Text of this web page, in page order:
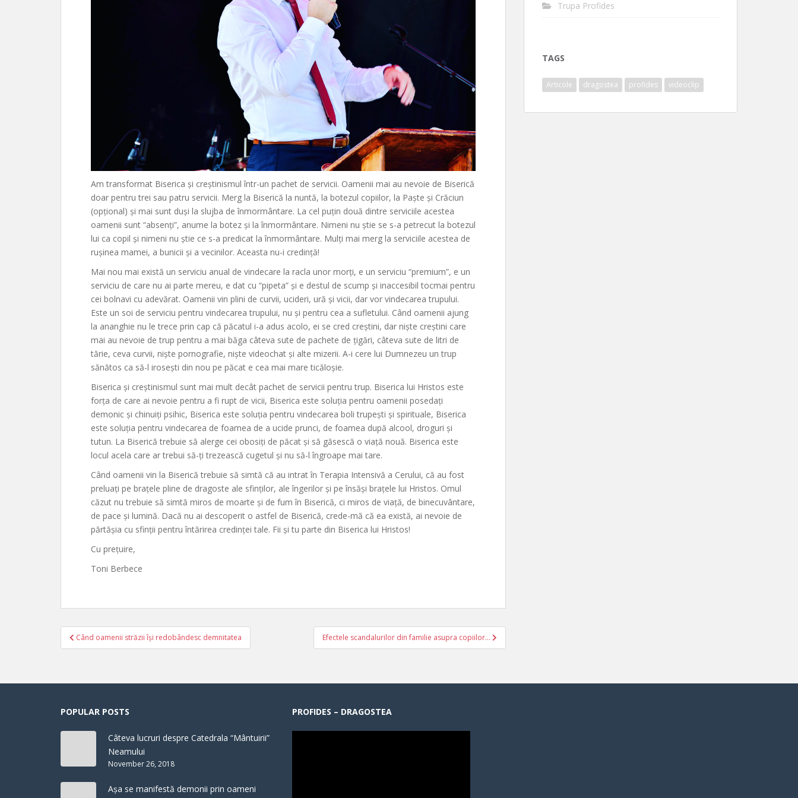
Am transformat Biserica și creștinismul într-un pachet de servicii. Oamenii mai au nevoie de Biserică
doar pentru trei sau patru servicii. Merg la Biserică la nuntă, la botezul copiilor, la Paște și Crăciun
(opțional) și mai sunt duși la slujba de înmormântare. La cel puțin două dintre serviciile acestea
oamenii sunt “absenți”, anume la botez și la înmormântare. Nimeni nu știe se s-a petrecut la botezul
lui ca copil și nimeni nu știe ce s-a predicat la înmormântare. Mulți mai merg la serviciile acestea de
rușinea mamei, a bunicii și a vecinilor. Aceasta nu-i credință!
Mai nou mai există un serviciu anual de vindecare la racla unor morți, e un serviciu “premium”, e un
serviciu de care nu ai parte mereu, e dat cu “pipeta” și e destul de scump și inaccesibil tocmai pentru
cei bolnavi cu adevărat. Oamenii vin plini de curvii, ucideri, ură și vicii, dar vor vindecarea trupului.
Este un soi de serviciu pentru vindecarea trupului, nu și pentru cea a sufletului. Când oamenii ajung
la ananghie nu le trece prin cap că păcatul i-a adus acolo, ei se cred creștini, dar niște creștini care
mai au nevoie de trup pentru a mai băga câteva sute de pachete de țigări, câteva sute de litri de
tărie, ceva curvii, niște pornografie, niște videochat și alte mizerii. A-i cere lui Dumnezeu un trup
sănătos ca să-l irosești din nou pe păcat e cea mai mare ticăloșie.
Biserica și creștinismul sunt mai mult decât pachet de servicii pentru trup. Biserica lui Hristos este
forța de care ai nevoie pentru a fi rupt de vicii, Biserica este soluția pentru oamenii posedați
demonic și chinuiți psihic, Biserica este soluția pentru vindecarea boli trupești și spirituale, Biserica
este soluția pentru vindecarea de foamea de a ucide prunci, de foamea după alcool, droguri și
tutun. La Biserică trebuie să alerge cei obosiți de păcat și să găsescă o viață nouă. Biserica este
locul acela care ar trebui să-ți trezească cugetul și nu să-l îngroape mai tare.
Când oamenii vin la Biserică trebuie să simtă că au intrat în Terapia Intensivă a Cerului, că au fost
preluați pe brațele pline de dragoste ale sfinților, ale îngerilor și pe însăși brațele lui Hristos. Omul
căzut nu trebuie să simtă miros de moarte și de fum în Biserică, ci miros de viață, de binecuvântare,
de pace și lumină. Dacă nu ai descoperit o astfel de Biserică, crede-mă că ea există, ai nevoie de
părtășia cu sfinții pentru întărirea credinței tale. Fii și tu parte din Biserica lui Hristos!
Cu prețuire,
Toni Berbece
Post
navigation
Când oamenii străzii își redobândesc demnitatea Efectele scandalurilor din familie asupra copiilor…
Trupa Profides
TAGS
Articole dragostea profides videoclip
POPULAR POSTS
Câteva lucruri despre Catedrala “Mântuirii”
Neamului
November 26, 2018
Așa se manifestă demonii prin oameni
PROFIDES – DRAGOSTEA